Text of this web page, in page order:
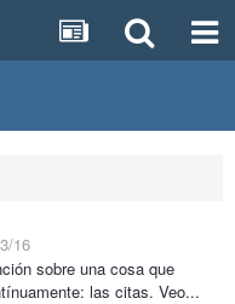
16
sobre una cosa que
las citas. Veo...